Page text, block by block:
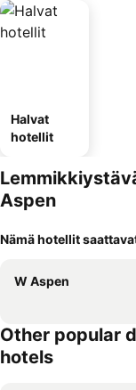
Halvat
hotellit
Aspen
Nämä hotellit
W Aspen
Other popular
hotels